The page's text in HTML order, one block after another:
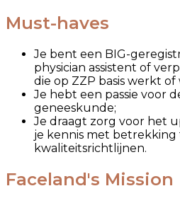
Must-haves
Je bent een BIG-
physician assistent of
die op ZZP basis werkt
Je hebt een passie voor
geneeskunde;
Je draagt zorg voor het
je kennis met
kwaliteitsrichtlijnen.
Faceland's Mission